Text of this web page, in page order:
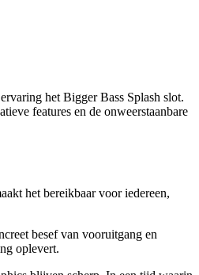
het Bigger Bass Splash slot.
features en de onweerstaanbare
het bereikbaar voor iedereen,
besef van vooruitgang en
oplevert.